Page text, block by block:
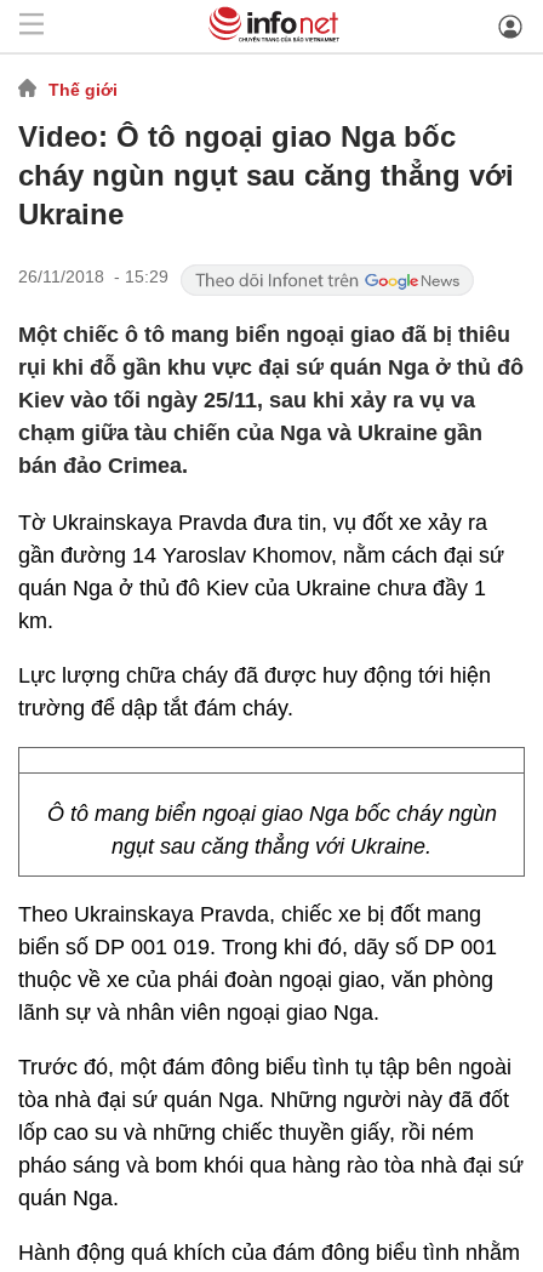
Thế giới
Video: Ô tô ngoại giao Nga bốc
cháy ngùn ngụt sau căng thẳng với
Ukraine
26/11/2018 - 15:29
Một chiếc ô tô mang biển ngoại giao đã bị thiêu
rụi khi đỗ gần khu vực đại sứ quán Nga ở thủ đô
Kiev vào tối ngày 25/11, sau khi xảy ra vụ va
chạm giữa tàu chiến của Nga và Ukraine gần
bán đảo Crimea.
Tờ Ukrainskaya Pravda đưa tin, vụ đốt xe xảy ra
gần đường 14 Yaroslav Khomov, nằm cách đại sứ
quán Nga ở thủ đô Kiev của Ukraine chưa đầy 1
km.
Lực lượng chữa cháy đã được huy động tới hiện
trường để dập tắt đám cháy.
Ô tô mang biển ngoại giao Nga bốc cháy ngùn
ngụt sau căng thẳng với Ukraine.
Theo Ukrainskaya Pravda, chiếc xe bị đốt mang
biển số DP 001 019. Trong khi đó, dãy số DP 001
thuộc về xe của phái đoàn ngoại giao, văn phòng
lãnh sự và nhân viên ngoại giao Nga.
Trước đó, một đám đông biểu tình tụ tập bên ngoài
tòa nhà đại sứ quán Nga. Những người này đã đốt
lốp cao su và những chiếc thuyền giấy, rồi ném
pháo sáng và bom khói qua hàng rào tòa nhà đại sứ
quán Nga.
Hành động quá khích của đám đông biểu tình nhằm